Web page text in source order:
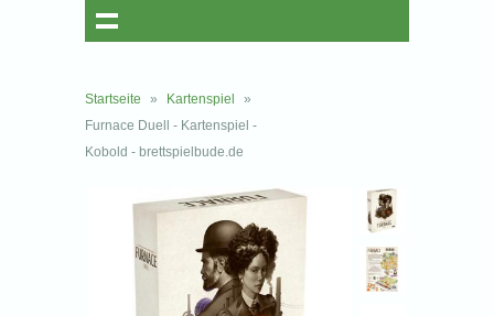
Startseite » Kartenspiel
»
Furnace Duell - Kartenspiel -
Kobold - brettspielbude.de